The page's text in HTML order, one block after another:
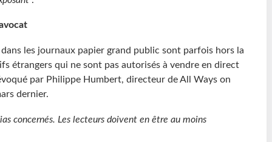
les journaux papier grand public sont parfois hors la
étrangers qui ne sont pas autorisés à vendre en direct
par Philippe Humbert, directeur de All Ways on
dernier.
concernés. Les lecteurs doivent en être au moins